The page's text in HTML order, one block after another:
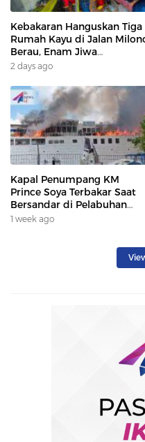
Kebakaran Hanguskan Tiga
Rumah Kayu di Jalan
Berau, Enam Jiwa
Terdampak
2 days ago
Kapal Penumpang KM
Prince Soya Terbakar Saat
Bersandar di Pelabuhan
Samarinda, Keberangkatan
1 week ago